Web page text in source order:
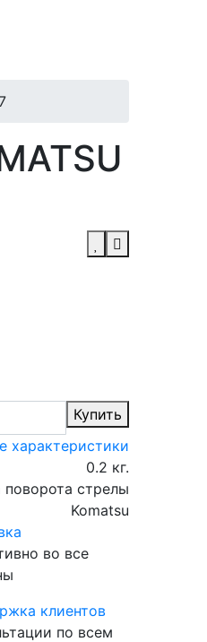
Купить
характеристики
0.2 кг.
стрелы
Komatsu
во все
клиентов
по всем